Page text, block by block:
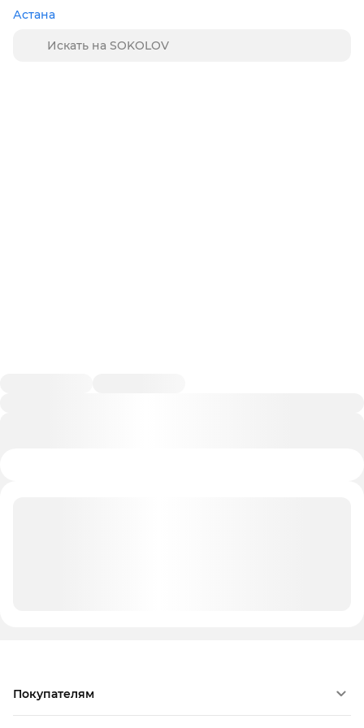
Астана
Покупателям